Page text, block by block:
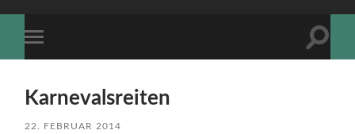
Menü
Karnevalsreiten
22. FEBRUAR 2014